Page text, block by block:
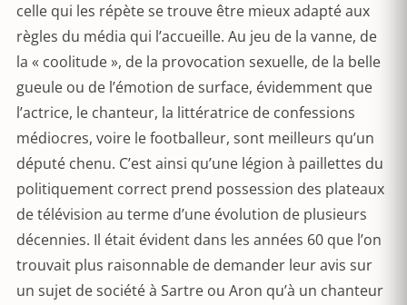
celle qui les répète se trouve être mieux adapté aux
règles du média qui l’accueille. Au jeu de la vanne, de
la « coolitude », de la provocation sexuelle, de la belle
gueule ou de l’émotion de surface, évidemment que
l’actrice, le chanteur, la littératrice de confessions
médiocres, voire le footballeur, sont meilleurs qu’un
député chenu. C’est ainsi qu’une légion à paillettes du
politiquement correct prend possession des plateaux
de télévision au terme d’une évolution de plusieurs
décennies. Il était évident dans les années 60 que l’on
trouvait plus raisonnable de demander leur avis sur
un sujet de société à Sartre ou Aron qu’à un chanteur